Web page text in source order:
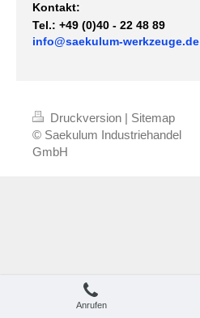
Kontakt:
Tel.: +49 (0)40 - 22 48 89
info@saekulum-werkzeuge.de
Druckversion | Sitemap
© Saekulum Industriehandel
GmbH
Anrufen